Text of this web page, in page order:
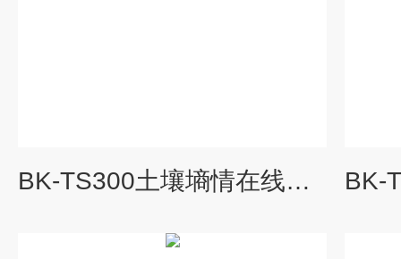
BK-TS300土壤墒情在线监测系统